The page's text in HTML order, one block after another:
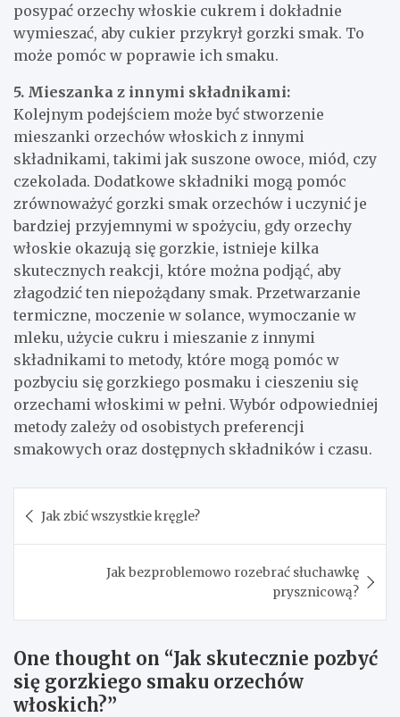
posypać orzechy włoskie cukrem i dokładnie
wymieszać, aby cukier przykrył gorzki smak. To
może pomóc w poprawie ich smaku.
5. Mieszanka z innymi składnikami:
Kolejnym podejściem może być stworzenie
mieszanki orzechów włoskich z innymi
składnikami, takimi jak suszone owoce, miód, czy
czekolada. Dodatkowe składniki mogą pomóc
zrównoważyć gorzki smak orzechów i uczynić je
bardziej przyjemnymi w spożyciu, gdy orzechy
włoskie okazują się gorzkie, istnieje kilka
skutecznych reakcji, które można podjąć, aby
złagodzić ten niepożądany smak. Przetwarzanie
termiczne, moczenie w solance, wymoczanie w
mleku, użycie cukru i mieszanie z innymi
składnikami to metody, które mogą pomóc w
pozbyciu się gorzkiego posmaku i cieszeniu się
orzechami włoskimi w pełni. Wybór odpowiedniej
metody zależy od osobistych preferencji
smakowych oraz dostępnych składników i czasu.
wpisu
Jak zbić wszystkie kręgle?
Jak bezproblemowo rozebrać słuchawkę
prysznicową?
One thought on “Jak skutecznie pozbyć
się gorzkiego smaku orzechów
włoskich?”